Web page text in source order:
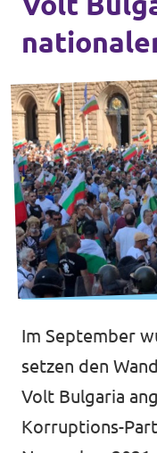
Volt in ganz
Volt ist in über 30
Hier findest du
in anderen
Volt
Alle Volt
Im September
setzen den
Volt Bulgaria
Korruptions-